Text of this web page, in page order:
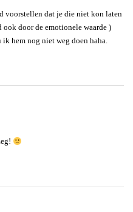
voorstellen dat je die niet kon laten
door de emotionele waarde )
ik hem nog niet weg doen haha.